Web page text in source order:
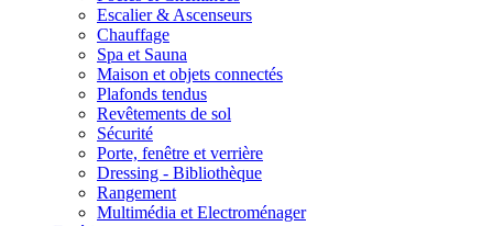
Escalier & Ascenseurs
Chauffage
Spa et Sauna
Maison et objets connectés
Plafonds tendus
Revêtements de sol
Sécurité
Porte, fenêtre et verrière
Dressing - Bibliothèque
Rangement
Multimédia et Electroménager